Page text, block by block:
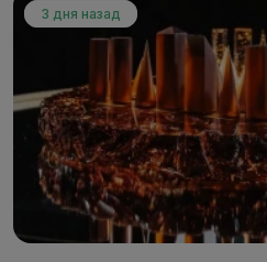
3 дня назад